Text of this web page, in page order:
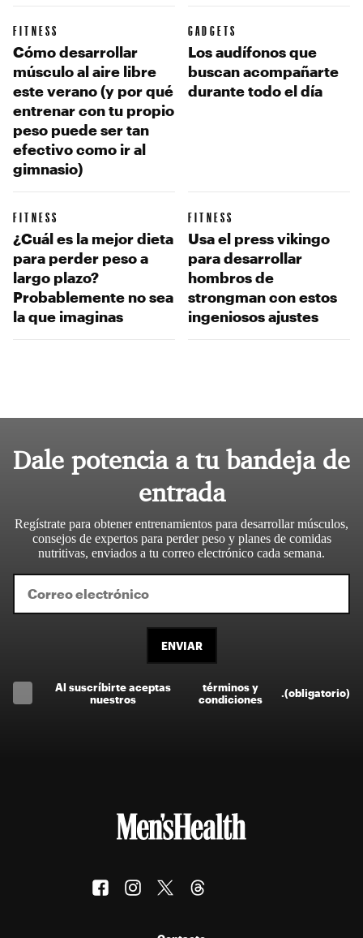
FITNESS
Cómo desarrollar
músculo al aire libre
este verano (y por qué
entrenar con tu propio
peso puede ser tan
efectivo como ir al
gimnasio)
GADGETS
Los audífonos que
buscan acompañarte
durante todo el día
FITNESS
¿Cuál es la mejor dieta
para perder peso a
largo plazo?
Probablemente no sea
la que imaginas
FITNESS
Usa el press vikingo
para desarrollar
hombros de
strongman con estos
ingeniosos ajustes
Dale potencia a tu bandeja de
entrada
Regístrate para obtener entrenamientos para desarrollar músculos,
consejos de expertos para perder peso y planes de comidas
nutritivas, enviados a tu correo electrónico cada semana.
ENVIAR
Al suscríbirte aceptas
nuestros
términos y
condiciones
.(obligatorio)